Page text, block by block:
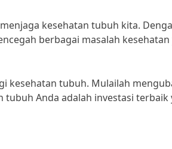
kesehatan tubuh kita.
berbagai masalah kesehatan
kesehatan tubuh. Mulailah
Anda adalah investasi terbaik